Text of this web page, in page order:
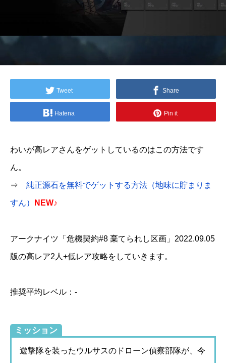
Tweet Share
Hatena Pin it
わいが高レアさんをゲットしているのはこの方法です
ん。
⇒ 純正源石を無料でゲットする方法（地味に貯まりま
すん） NEW♪
アークナイツ「危機契約#8 棄てられし区画」2022.09.05
版の高レア2人+低レア攻略をしていきます。
推奨平均レベル：-
ミッション
遊撃隊を装ったウルサスのドローン偵察部隊が、今